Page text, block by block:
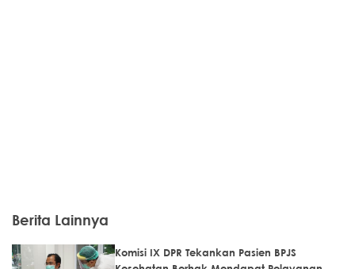
Berita Lainnya
Komisi IX DPR Tekankan Pasien BPJS